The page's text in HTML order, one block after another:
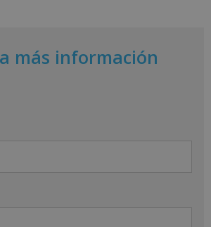
más información